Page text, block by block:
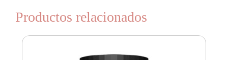
Productos relacionados